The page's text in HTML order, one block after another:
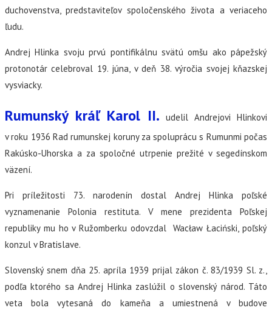
duchovenstva, predstaviteľov spoločenského života a veriaceho
ľudu.
Andrej Hlinka svoju prvú pontifikálnu svätú omšu ako pápežský
protonotár celebroval 19. júna, v deň 38. výročia svojej kňazskej
vysviacky.
Rumunský kráľ Karol II. udelil Andrejovi Hlinkovi
v roku 1936 Rad rumunskej koruny za spoluprácu s Rumunmi počas
Rakúsko-Uhorska a za spoločné utrpenie prežité v segedínskom
väzení.
Pri príležitosti 73. narodenín dostal Andrej Hlinka poľské
vyznamenanie Polonia restituta. V mene prezidenta Poľskej
republiky mu ho v Ružomberku odovzdal Wacław Łaciński, poľský
konzul v Bratislave.
Slovenský snem dňa 25. apríla 1939 prijal zákon č. 83/1939 Sl. z.,
podľa ktorého sa Andrej Hlinka zaslúžil o slovenský národ. Táto
veta bola vytesaná do kameňa a umiestnená v budove